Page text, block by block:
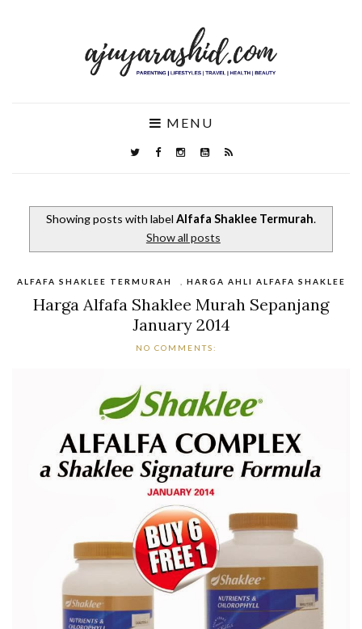
MENU
Showing posts with label Alfafa Shaklee Termurah.
Show all posts
ALFAFA SHAKLEE TERMURAH HARGA AHLI ALFAFA SHAKLEE
Harga Alfafa Shaklee Murah Sepanjang
January 2014
NO COMMENTS: